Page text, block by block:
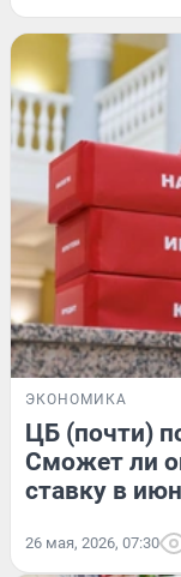
ЭКОНОМИКА
ЦБ (почти)
Сможет ли
ставку в
26 мая, 2026, 07:30